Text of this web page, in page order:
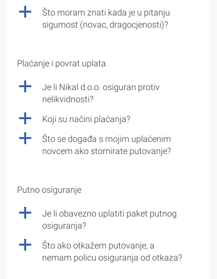
a
Što moram znati kada je u pitanju
sigurnost (novac, dragocjenosti)?
Plaćanje i povrat uplata
a
Je li Nikal d.o.o. osiguran protiv
nelikvidnosti?
a Koji su načini plaćanja?
a
Što se događa s mojim uplaćenim
novcem ako stornirate putovanje?
Putno osiguranje
a
Je li obavezno uplatiti paket putnog
osiguranja?
a
Što ako otkažem putovanje, a
nemam policu osiguranja od otkaza?